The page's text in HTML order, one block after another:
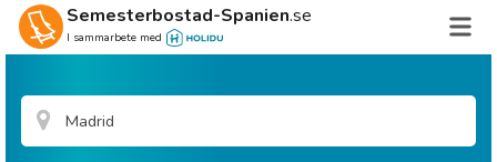
Semesterbostad-Spanien.se
I sammarbete med